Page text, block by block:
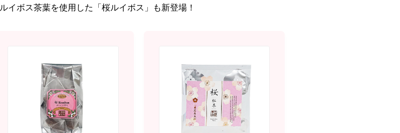
イボス茶葉を使用した 「桜ルイボス」も新登場！